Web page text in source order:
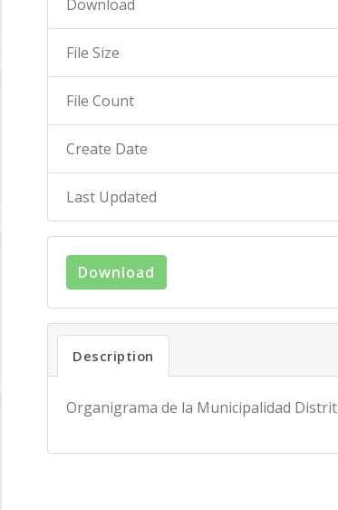
Download
File Size
File Count
Create Date
Last Updated
Download
Description
Organigrama de la Municipalidad